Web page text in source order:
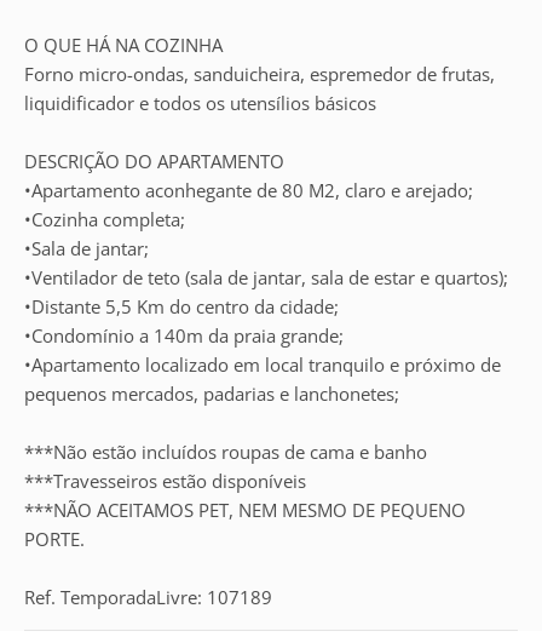
O QUE HÁ NA COZINHA
Forno micro-ondas, sanduicheira, espremedor de frutas,
liquidificador e todos os utensílios básicos
DESCRIÇÃO DO APARTAMENTO
•Apartamento aconhegante de 80 M2, claro e arejado;
•Cozinha completa;
•Sala de jantar;
•Ventilador de teto (sala de jantar, sala de estar e quartos);
•Distante 5,5 Km do centro da cidade;
•Condomínio a 140m da praia grande;
•Apartamento localizado em local tranquilo e próximo de
pequenos mercados, padarias e lanchonetes;
***Não estão incluídos roupas de cama e banho
***Travesseiros estão disponíveis
***NÃO ACEITAMOS PET, NEM MESMO DE PEQUENO
PORTE.
Ref. TemporadaLivre: 107189